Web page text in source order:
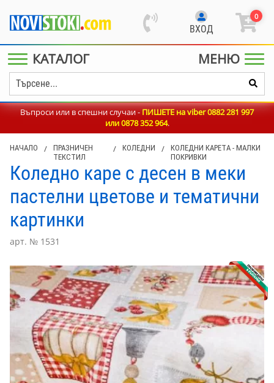
ВХОД
0
КАТАЛОГ МЕНЮ
Въпроси или в спешни случаи -ПИШЕТЕ на viber 0882 281 997
или0878 352 964.
НАЧАЛО /
ПРАЗНИЧЕН
ТЕКСТИЛ
/ КОЛЕДНИ /
КОЛЕДНИ КАРЕТА - МАЛКИ
ПОКРИВКИ
Коледно каре с десен в меки
пастелни цветове и тематични
картинки
арт. № 1531